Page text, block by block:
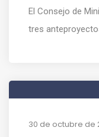
El Consejo de
tres
30 de octubre de